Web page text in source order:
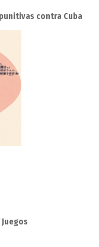
contra Cuba
Juegos